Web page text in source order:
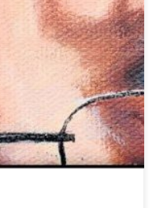
Lothar Bergmann, der
Neben seinen
er ein begeisterter
und seiner
Jahrzehnte (2001-2021)
und Freund